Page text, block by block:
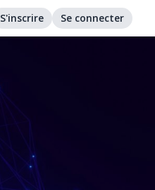
S'inscrire Se connecter